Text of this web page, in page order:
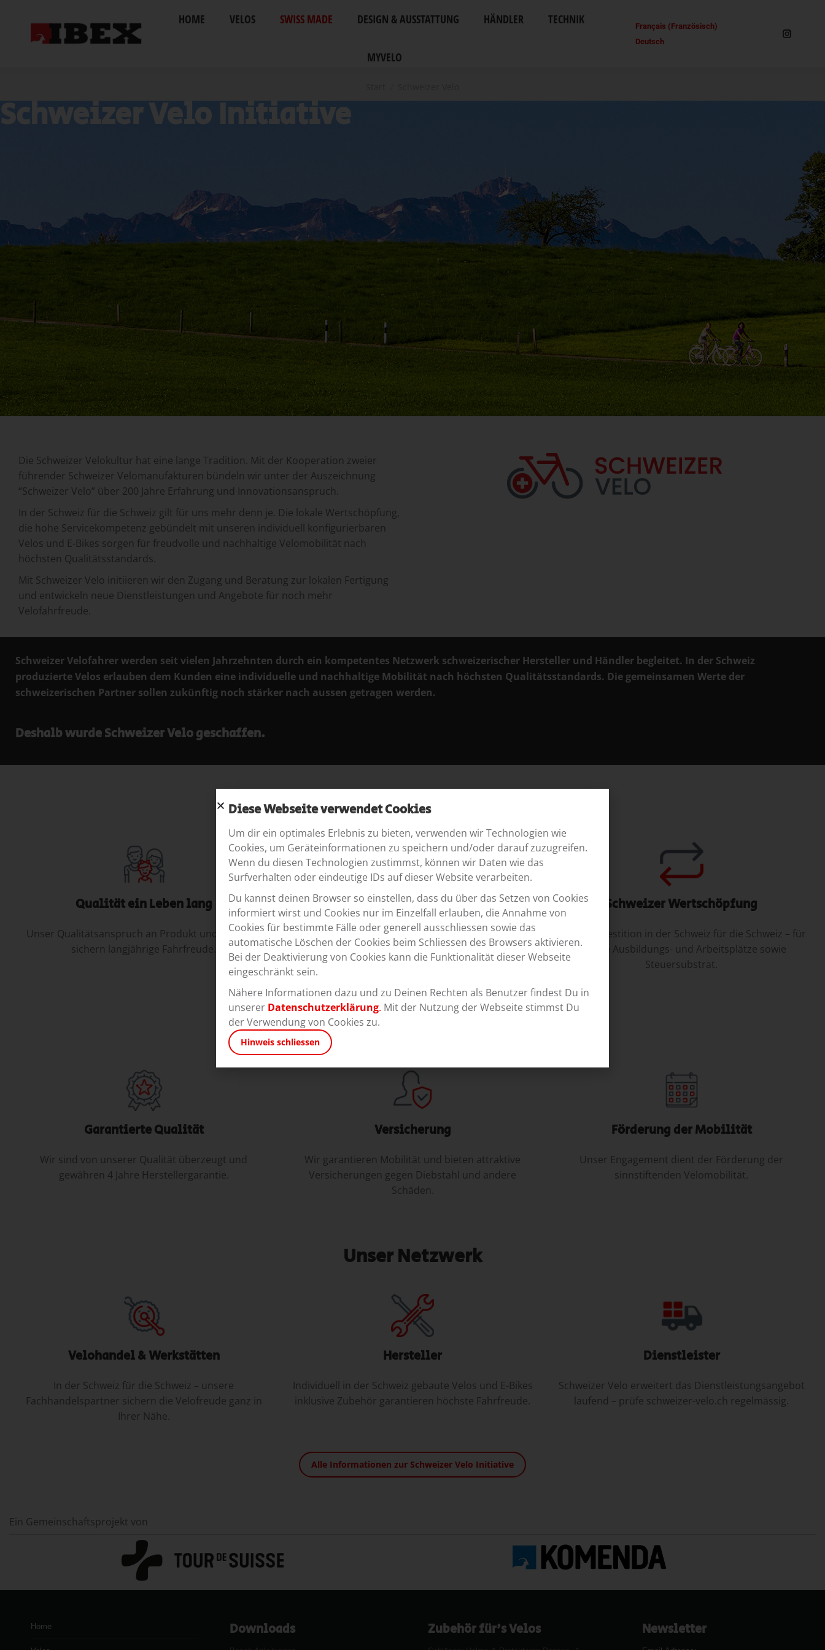
HOME VELOS SWISS MADE DESIGN & AUSSTATTUNG HÄNDLER TECHNIK
MYVELO
Français (Französisch)
Deutsch
Schweizer Velo Initiative
Die Schweizer Velokultur hat eine lange Tradition. Mit der Kooperation zweier
führender Schweizer Velomanufakturen bündeln wir unter der Auszeichnung
“Schweizer Velo” über 200 Jahre Erfahrung und Innovationsanspruch.
In der Schweiz für die Schweiz gilt für uns mehr denn je. Die lokale Wertschöpfung,
die hohe Servicekompetenz gebündelt mit unseren individuell konfigurierbaren
Velos und E-Bikes sorgen für freudvolle und nachhaltige Velomobilität nach
höchsten Qualitätsstandards.
Mit Schweizer Velo initiieren wir den Zugang und Beratung zur lokalen Fertigung
und entwickeln neue Dienstleistungen und Angebote für noch mehr
Velofahrfreude.
Schweizer Velofahrer werden seit vielen Jahrzehnten durch ein kompetentes Netzwerk schweizerischer Hersteller und Händler begleitet. In der Schweiz
produzierte Velos erlauben dem Kunden eine individuelle und nachhaltige Mobilität nach höchsten Qualitätsstandards. Die gemeinsamen Werte der
schweizerischen Partner sollen zukünftig noch stärker nach aussen getragen werden.
Deshalb wurde Schweizer Velo geschaffen.
Unsere Werte
Qualität ein Leben lang
Unser Qualitätsanspruch an Produkt und Montage
sichern langjährige Fahrfreude.
Nachhaltigkeit
Nachhaltiges Unternehmertum ist bei uns tief
verankert – ökologische und soziale Ziele definiert.
Schweizer Wertschöpfung
Unsere Investition in der Schweiz für die Schweiz – für
sichere Ausbildungs- und Arbeitsplätze sowie
Steuersubstrat.
Unsere Leistugen
Garantierte Qualität
Wir sind von unserer Qualität überzeugt und
gewähren 4 Jahre Herstellergarantie.
Versicherung
Wir garantieren Mobilität und bieten attraktive
Versicherungen gegen Diebstahl und andere
Schäden.
Förderung der Mobilität
Unser Engagement dient der Förderung der
sinnstiftenden Velomobilität.
Unser Netzwerk
Velohandel & Werkstätten
In der Schweiz für die Schweiz – unsere
Fachhandelspartner sichern die Velofreude ganz in
Ihrer Nähe.
Hersteller
Individuell in der Schweiz gebaute Velos und E-Bikes
inklusive Zubehör garantieren höchste Fahrfreude.
Dienstleister
Schweizer Velo erweitert das Dienstleistungsangebot
laufend – prüfe schweizer-velo.ch regelmässig.
Alle Informationen zur Schweizer Velo Initiative
Ein Gemeinschaftsprojekt von
Home Downloads Zubehör für's Velos Newsletter
Diese Webseite verwendet Cookies
Um dir ein optimales Erlebnis zu bieten, verwenden wir Technologien wie
Cookies, um Geräteinformationen zu speichern und/oder darauf zuzugreifen.
Wenn du diesen Technologien zustimmst, können wir Daten wie das
Surfverhalten oder eindeutige IDs auf dieser Website verarbeiten.
Du kannst deinen Browser so einstellen, dass du über das Setzen von Cookies
informiert wirst und Cookies nur im Einzelfall erlauben, die Annahme von
Cookies für bestimmte Fälle oder generell ausschliessen sowie das
automatische Löschen der Cookies beim Schliessen des Browsers aktivieren.
Bei der Deaktivierung von Cookies kann die Funktionalität dieser Webseite
eingeschränkt sein.
Nähere Informationen dazu und zu Deinen Rechten als Benutzer findest Du in
unserer Datenschutzerklärung. Mit der Nutzung der Webseite stimmst Du
der Verwendung von Cookies zu.
Hinweis schliessen